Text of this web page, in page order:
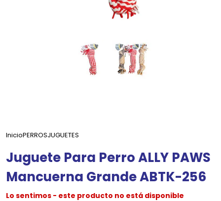
InicioPERROSJUGUETES
Juguete Para Perro ALLY PAWS
Mancuerna Grande ABTK-256
Lo sentimos - este producto no está disponible